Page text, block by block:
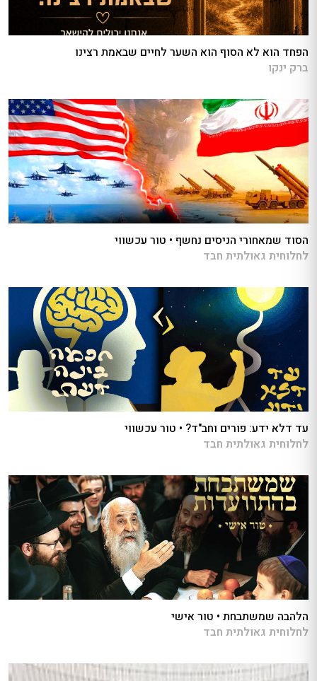
הפחד הוא לא הסוף הוא השער לחיים שבאמת רצינו
ברק ינקו
הסוד שמאחורי הניסים נחשף • טור עכשווי
לחלוחית גאולתית חבד
עד דלא ידע: פורים וחב"ד? • טור עכשווי
לחלוחית גאולתית חבד
הלהבה שמשתבחת • טור אישי
לחלוחית גאולתית חבד